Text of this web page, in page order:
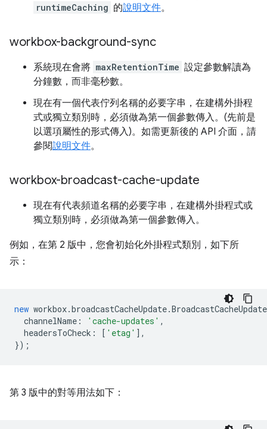
runtimeCaching 的說明文件。
workbox-background-sync
系統現在會將 maxRetentionTime 設定參數解讀為
分鐘數，而非毫秒數。
現在有一個代表佇列名稱的必要字串，在建構外掛程
式或獨立類別時，必須做為第一個參數傳入。(先前是
以選項屬性的形式傳入)。如需更新後的 API 介面，請
參閱說明文件。
workbox-broadcast-cache-update
現在有代表頻道名稱的必要字串，在建構外掛程式或
獨立類別時，必須做為第一個參數傳入。
例如，在第 2 版中，您會初始化外掛程式類別，如下所
示：
new workbox.broadcastCacheUpdate.
channelName : 'cache-updates' ,
headersToCheck : [ 'etag' ],
});
第 3 版中的對等用法如下：